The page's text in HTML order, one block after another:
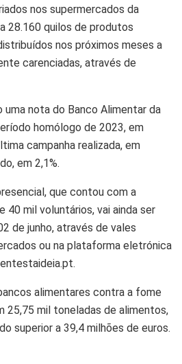
nos supermercados da
28.160 quilos de produtos
nos próximos meses a
carenciadas, através de
nota do Banco Alimentar da
homólogo de 2023, em
campanha realizada, em
em 2,1%.
que contou com a
40 mil voluntários, vai ainda ser
de junho, através de vales
ou na plataforma eletrónica
alimentares contra a fome
25,75 mil toneladas de alimentos,
superior a 39,4 milhões de euros.